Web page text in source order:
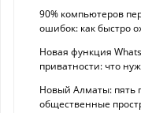
90% компьютеров
ошибок: как быстро
Новая функция
приватности: что
Новый Алматы: пять
общественные